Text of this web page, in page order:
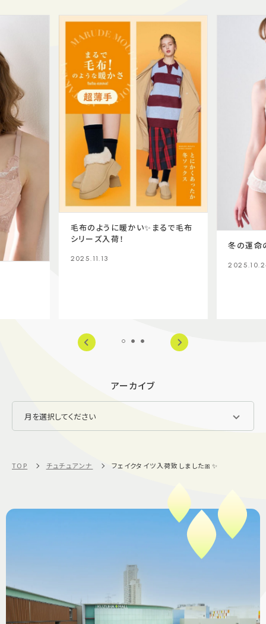
毛布のように暖かい✨まるで毛布
シリーズ入荷！
2025.11.13
冬の運命
アーカイブ
TOP チュチュアンナ フェイクタイツ入荷致しました🎀✨